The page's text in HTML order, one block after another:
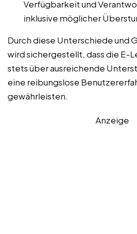
Verfügbarkeit und
inklusive möglicher
Durch diese Unterschiede und
wird sichergestellt, dass die E-
stets über ausreichende
eine reibungslose
gewährleisten.
Anzeige